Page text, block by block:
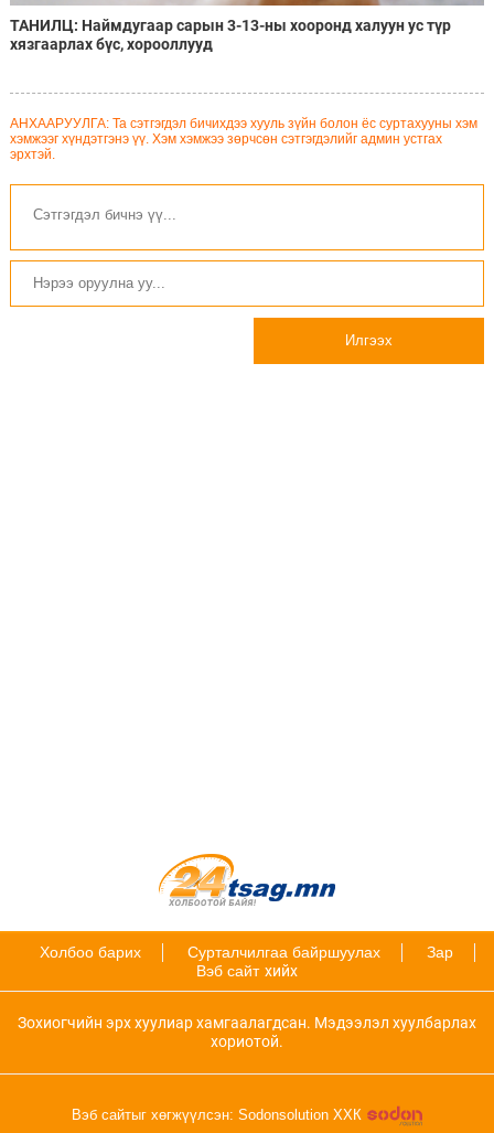
ТАНИЛЦ: Наймдугаар сарын 3-13-ны хооронд халуун ус түр
хязгаарлах бүс, хорооллууд
АНХААРУУЛГА: Та сэтгэгдэл бичихдээ хууль зүйн болон ёс суртахууны хэм
хэмжээг хүндэтгэнэ үү. Хэм хэмжээ зөрчсөн сэтгэгдэлийг админ устгах
эрхтэй.
Илгээх
Холбоо барих Сурталчилгаа байршуулах
Зар
Вэб сайт хийх
Зохиогчийн эрх хуулиар хамгаалагдсан. Мэдээлэл хуулбарлах
хориотой.
Вэб сайтыг хөгжүүлсэн: Sodonsolution ХХК